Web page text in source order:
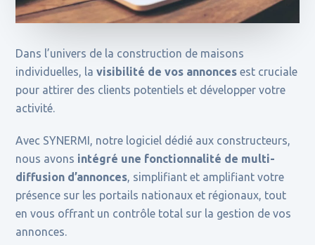
Dans l’univers de la construction de maisons
individuelles, lavisibilité de vos annonces est cruciale
pour attirer des clients potentiels et développer votre
activité.
Avec SYNERMI, notre logiciel dédié aux constructeurs,
nous avons intégré une fonctionnalité de multi-
diffusion d’annonces, simplifiant et amplifiant votre
présence sur les portails nationaux et régionaux, tout
en vous offrant un contrôle total sur la gestion de vos
annonces.